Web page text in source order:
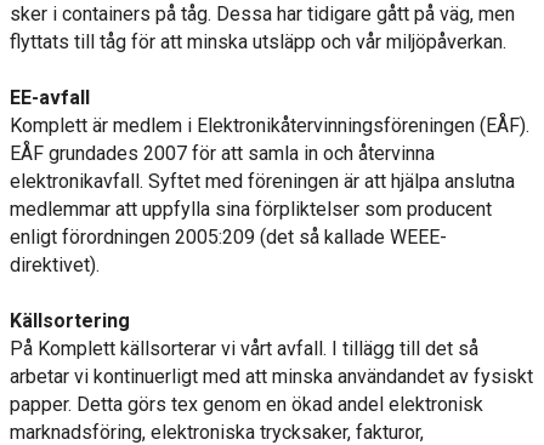
sker i containers på tåg. Dessa har tidigare gått på väg, men
flyttats till tåg för att minska utsläpp och vår miljöpåverkan.
EE-avfall
Komplett är medlem i Elektronikåtervinningsföreningen (EÅF).
EÅF grundades 2007 för att samla in och återvinna
elektronikavfall. Syftet med föreningen är att hjälpa anslutna
medlemmar att uppfylla sina förpliktelser som producent
enligt förordningen 2005:209 (det så kallade WEEE-
direktivet).
Källsortering
På Komplett källsorterar vi vårt avfall. I tillägg till det så
arbetar vi kontinuerligt med att minska användandet av fysiskt
papper. Detta görs tex genom en ökad andel elektronisk
marknadsföring, elektroniska trycksaker, fakturor,